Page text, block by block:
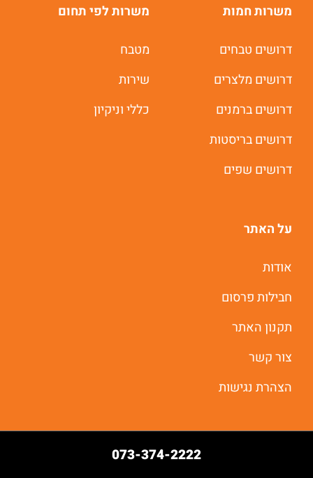
משרות חמות
דרושים טבחים
דרושים מלצרים
דרושים ברמנים
דרושים בריסטות
דרושים שפים
משרות לפי תחום
מטבח
שירות
כללי וניקיון
על האתר
אודות
חבילות פרסום
תקנון האתר
צור קשר
הצהרת נגישות
073-374-2222